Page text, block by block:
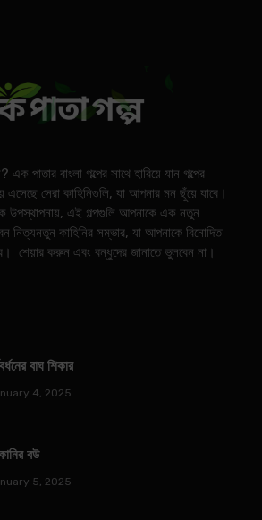
এক পাতার বাংলা গল্পের সাথে হারিয়ে যান গল্পের
সেরা কাহিনিগুলি, যা আপনার মন ছুঁয়ে যাবে।
উপস্থাপনায়, এই গল্পগুলি আপনাকে এক নতুন
নিত্যনতুন কাহিনির সম্ভার, যা আপনাকে বিনোদিত
শেয়ার করুন এবং বন্ধুদের জানাতে ভুলবেন না।
বাঘ শিকার
4, 2025
বউ
5, 2025